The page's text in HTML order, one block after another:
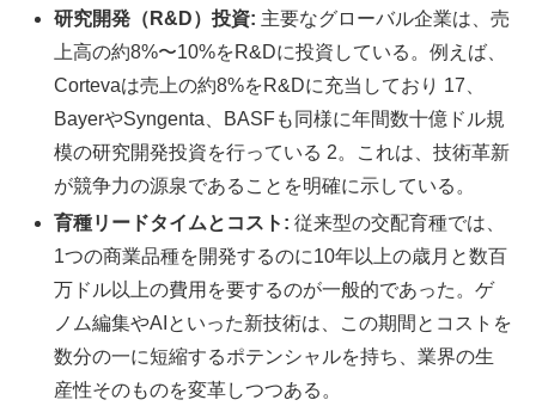
研究開発（R&D）投資: 主要なグローバル企業は、売
上高の約8%〜10%をR&Dに投資している。例えば、
Cortevaは売上の約8%をR&Dに充当しており 17、
BayerやSyngenta、BASFも同様に年間数十億ドル規
模の研究開発投資を行っている 2。これは、技術革新
が競争力の源泉であることを明確に示している。
育種リードタイムとコスト: 従来型の交配育種では、
1つの商業品種を開発するのに10年以上の歳月と数百
万ドル以上の費用を要するのが一般的であった。ゲ
ノム編集やAIといった新技術は、この期間とコストを
数分の一に短縮するポテンシャルを持ち、業界の生
産性そのものを変革しつつある。